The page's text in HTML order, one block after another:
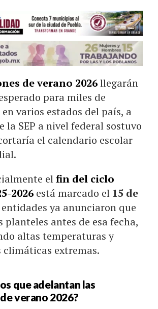
de verano 2026llegarán
para miles de
varios estados del país, a
la SEP a nivel federal sostuvo
el calendario escolar
elfin del ciclo
2026 está marcado el 15 de
ya anunciaron que
planteles antes de esa fecha,
altas temperaturas y
climáticas extremas.
que adelantan las
verano 2026?